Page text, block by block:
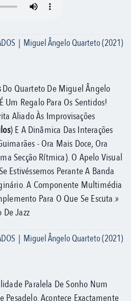
| Miguel Ângelo Quarteto (2021)
Do Quarteto De Miguel Ângelo
Um Regalo Para Os Sentidos!
Aliado Às Improvisações
) E A Dinâmica Das Interações
- Ora Mais Doce, Ora
Secção Rítmica). O Apelo Visual
Estivéssemos Perante A Banda
A Componente Multimédia
Para O Que Se Escuta.»
Jazz
| Miguel Ângelo Quarteto (2021)
Paralela De Sonho Num
Pesadelo. Acontece Exactamente